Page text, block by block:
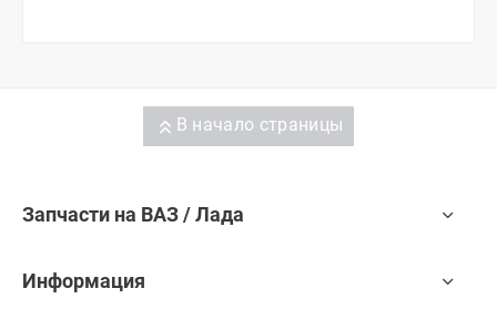
В начало страницы
Запчасти на ВАЗ / Лада
Информация